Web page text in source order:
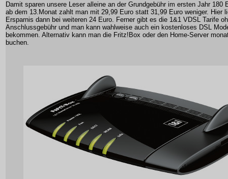
Damit sparen unsere Leser alleine an der Grundgebühr im ersten Jahr 180
ab dem 13.Monat zahlt man mit 29,99 Euro statt 31,99 Euro weniger. Hier
Ersparnis dann bei weiteren 24 Euro. Ferner gibt es die 1&1 VDSL Tarife
Anschlussgebühr und man kann wahlweise auch ein kostenloses DSL
bekommen. Alternativ kann man die Fritz!Box oder den Home-Server
buchen.